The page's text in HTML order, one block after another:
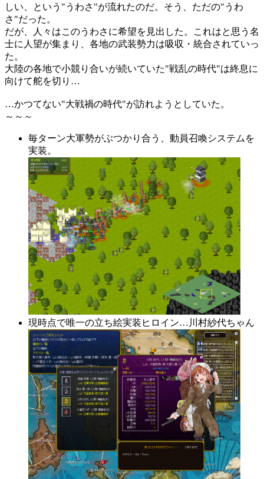
しい、という"うわさ"が流れたのだ。そう、ただの"うわ
さ"だった。
だが、人々はこのうわさに希望を見出した。これはと思う名
士に人望が集まり、各地の武装勢力は吸収・統合されていっ
た。
大陸の各地で小競り合いが続いていた"戦乱の時代"は終息に
向けて舵を切り…
…かつてない"大戦禍の時代"が訪れようとしていた。
～～～
毎ターン大軍勢がぶつかり合う、動員召喚システムを
実装。
現時点で唯一の立ち絵実装ヒロイン…川村紗代ちゃん